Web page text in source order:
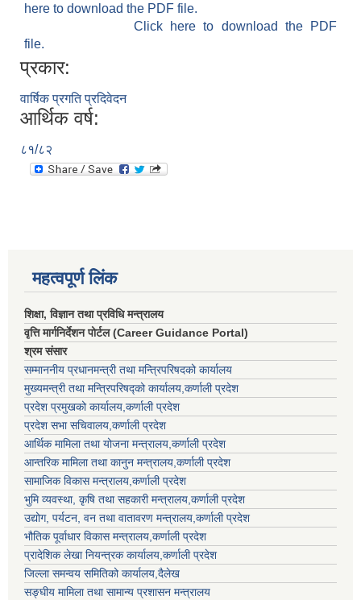
here to download the PDF file.
Click here to download the PDF
file.
प्रकार:
वार्षिक प्रगति प्रदिवेदन
आर्थिक वर्ष:
८१/८२
महत्वपूर्ण लिंक
शिक्षा, विज्ञान तथा प्रविधि मन्त्रालय
वृत्ति मार्गनिर्देशन पोर्टल (Career Guidance Portal)
श्रम संसार
सम्माननीय प्रधानमन्त्री तथा मन्त्रिपरिषद‌को कार्यालय
मुख्यमन्त्री तथा मन्त्रिपरिषद्को कार्यालय,कर्णाली प्रदेश
प्रदेश प्रमुखको कार्यालय,कर्णाली प्रदेश
प्रदेश सभा सचिवालय,कर्णाली प्रदेश
आर्थिक मामिला तथा योजना मन्त्रालय,कर्णाली प्रदेश
आन्तरिक मामिला तथा कानुन मन्त्रालय,कर्णाली प्रदेश
सामाजिक विकास मन्त्रालय,कर्णाली प्रदेश
भुमि व्यवस्था, कृषि तथा सहकारी मन्त्रालय,कर्णाली प्रदेश
उद्योग, पर्यटन, वन तथा वातावरण मन्त्रालय,कर्णाली प्रदेश
भौतिक पूर्वाधार विकास मन्त्रालय,कर्णाली प्रदेश
प्रादेशिक लेखा नियन्त्रक कार्यालय,कर्णाली प्रदेश
जिल्ला समन्वय समितिको कार्यालय,दैलेख
सङ्घीय मामिला तथा सामान्य प्रशासन मन्त्रालय